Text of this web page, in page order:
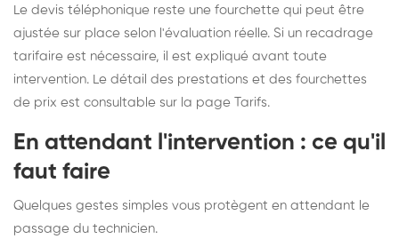
Le devis téléphonique reste une fourchette qui peut être
ajustée sur place selon l'évaluation réelle. Si un recadrage
tarifaire est nécessaire, il est expliqué avant toute
intervention. Le détail des prestations et des fourchettes
de prix est consultable sur la page Tarifs.
En attendant l'intervention : ce qu'il
faut faire
Quelques gestes simples vous protègent en attendant le
passage du technicien.